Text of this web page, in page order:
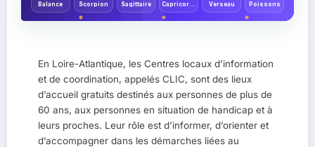
Balance Scorpion Sagittaire Capricorne Verseau Poissons
En Loire-Atlantique, les Centres locaux d’information
et de coordination, appelés CLIC, sont des lieux
d’accueil gratuits destinés aux personnes de plus de
60 ans, aux personnes en situation de handicap et à
leurs proches. Leur rôle est d’informer, d’orienter et
d’accompagner dans les démarches liées au